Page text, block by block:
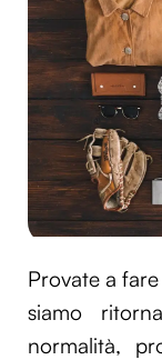
Provate a
siamo
normalità,